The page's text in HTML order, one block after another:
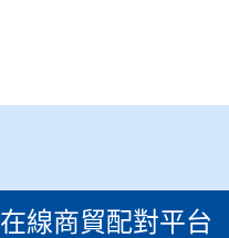
在線商貿配對平台